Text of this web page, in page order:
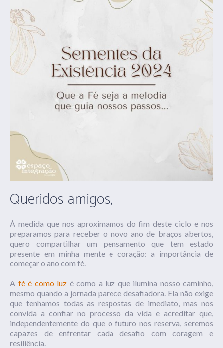
Queridos amigos,
À medida que nos aproximamos do fim deste ciclo e nos
preparamos para receber o novo ano de braços abertos,
quero compartilhar um pensamento que tem estado
presente em minha mente e coração: a importância de
começar o ano com fé.
A fé é como luz é como a luz que ilumina nosso caminho,
mesmo quando a jornada parece desafiadora. Ela não exige
que tenhamos todas as respostas de imediato, mas nos
convida a confiar no processo da vida e acreditar que,
independentemente do que o futuro nos reserva, seremos
capazes de enfrentar cada desafio com coragem e
resiliência.